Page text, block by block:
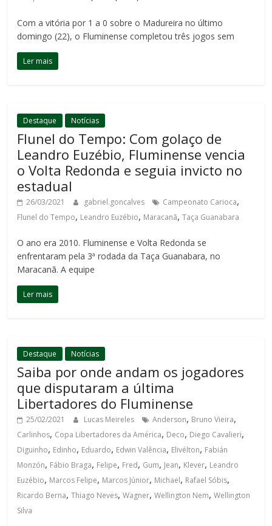
Com a vitória por 1 a 0 sobre o Madureira no último
domingo (22), o Fluminense completou três jogos sem
Ler mais
Destaque Notícias
Flunel do Tempo: Com golaço de
Leandro Euzébio, Fluminense vencia
o Volta Redonda e seguia invicto no
estadual
26/03/2021 gabriel.goncalves Campeonato Carioca,
Flunel do Tempo, Leandro Euzébio, Maracanã,Taça Guanabara
O ano era 2010. Fluminense e Volta Redonda se
enfrentaram pela 3ª rodada da Taça Guanabara, no
Maracanã. A equipe
Ler mais
Destaque Notícias
Saiba por onde andam os jogadores
que disputaram a última
Libertadores do Fluminense
25/02/2021 Lucas Meireles Anderson, Bruno Vieira,
Carlinhos, Copa Libertadores da América, Deco, Diego Cavalieri,
Diguinho, Edinho, Eduardo, Edwin Valência, Elivélton, Fabián
Monzón, Fábio Braga, Felipe, Fred, Gum, Jean, Klever, Leandro
Euzébio, Marcos Felipe, Marcos Júnior, Michael, Rafael Sóbis,
Ricardo Berna,Thiago Neves,Wagner,Wellington Nem,Wellington
Silva